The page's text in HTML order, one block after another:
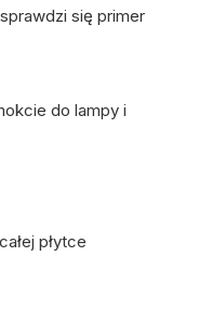
się primer
do lampy i
płytce